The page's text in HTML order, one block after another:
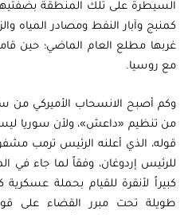
السيطرة على تلك المنطقة
كمنبج وآبار النفط ومصادر المياه
غربها مطلع العام الماضي؛ حين
مع روسيا.
من تنظيم «داعش»، ولأن سوريا
قوله، الذي أعلنه الرئيس ترمب
للرئيس إردوغان، وفقاً لما جاء في
كبيراً لأنقرة للقيام بحملة عسكرية
طويلة تحت مبرر القضاء على